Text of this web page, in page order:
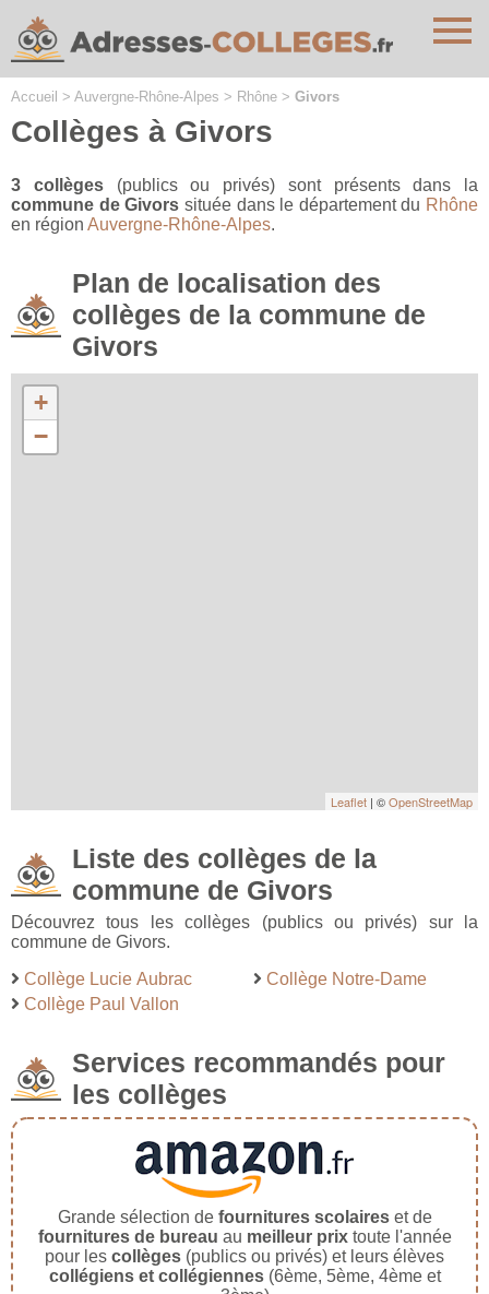
Accueil > Auvergne-Rhône-Alpes > Rhône > Givors
Collèges à Givors
3 collèges(publics ou privés) sont présents dans la
commune de Givors située dans le département du Rhône
en région Auvergne-Rhône-Alpes.
Plan de localisation des
collèges de la commune de
Givors
+
−
Leaflet | ©OpenStreetMap
Liste des collèges de la
commune de Givors
Découvrez tous les collèges (publics ou privés) sur la
commune de Givors.
Collège Lucie Aubrac
Collège Paul Vallon
Collège Notre-Dame
Services recommandés pour
les collèges
Grande sélection de fournitures scolaireset de
fournitures de bureau au meilleur prixtoute l'année
pour les collèges (publics ou privés) et leurs élèves
collégiens et collégiennes(6ème, 5ème, 4ème et